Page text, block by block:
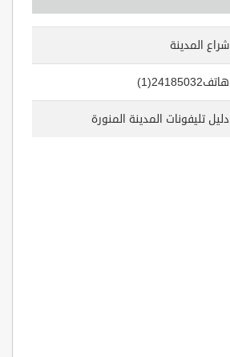
شراع المدينة
(1)2418503هاتف2
دليل تليفونات المدينة المنورة